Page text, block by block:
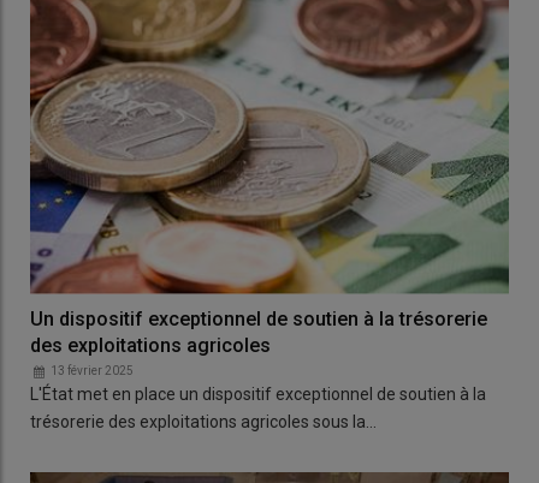
Un dispositif exceptionnel de soutien à la trésorerie
des exploitations agricoles
13 février 2025
L'État met en place un dispositif exceptionnel de soutien à la
trésorerie des exploitations agricoles sous la…